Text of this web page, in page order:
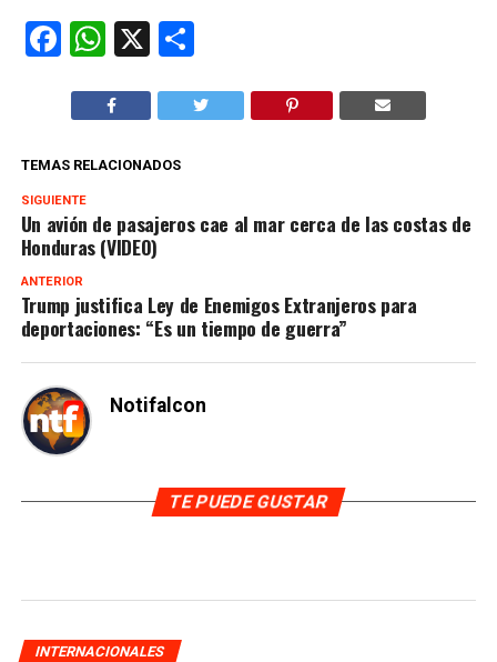
Facebook
WhatsApp
X Compartir
TEMAS RELACIONADOS
SIGUIENTE
Un avión de pasajeros cae al mar cerca de las costas de
Honduras (VIDEO)
ANTERIOR
Trump justifica Ley de Enemigos Extranjeros para
deportaciones: “Es un tiempo de guerra”
Notifalcon
TE PUEDE GUSTAR
INTERNACIONALES